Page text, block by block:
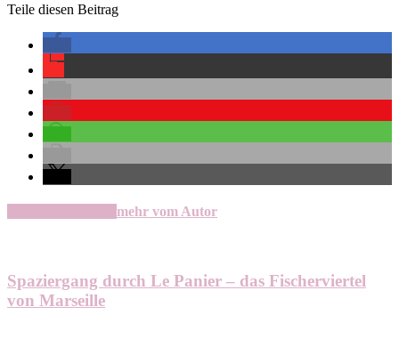
Teile diesen Beitrag
mehr vom Autor
Spaziergang durch Le Panier – das Fischerviertel
von Marseille